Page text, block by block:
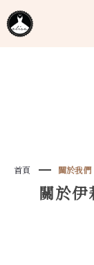
首頁 關於我們
關於